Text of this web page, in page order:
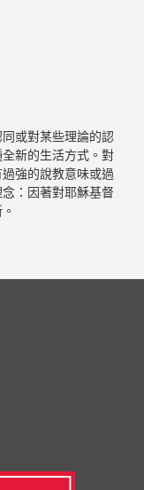
或對某些理論的認
新的生活方式。對
強的說教意味或過
：因著對耶穌基督